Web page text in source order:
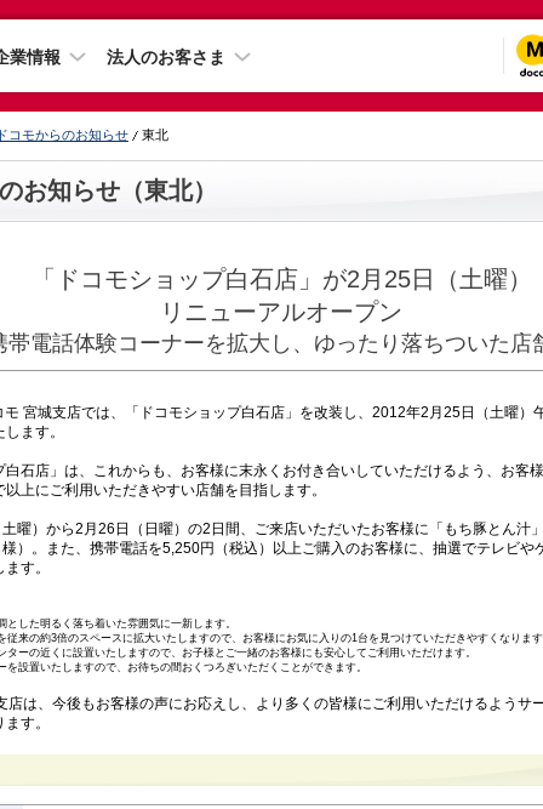
業情報 法人のお客さま
コモからのお知らせ 東北
お知らせ（東北）
「ドコモショップ白石店」が2月25日（土曜）
リニューアルオープン
帯電話体験コーナーを拡大し、ゆったり落ちついた店
宮城支店では、「ドコモショップ白石店」を改装し、2012年2月25日（土曜）
ます。
石店」は、これからも、お客様に末永くお付き合いしていただけるよう、お客
上にご利用いただきやすい店舗を目指します。
）から2月26日（日曜）の2日間、ご来店いただいたお客様に「もち豚とん汁
）。また、携帯電話を5,250円（税込）以上ご購入のお客様に、抽選でテレビや
す。
とした明るく落ち着いた雰囲気に一新します。
従来の約3倍のスペースに拡大いたしますので、お客様にお気に入りの1台を見つけていただきやすくなりま
ターの近くに設置いたしますので、お子様とご一緒のお客様にも安心してご利用いただけます。
を設置いたしますので、お待ちの間おくつろぎいただくことができます。
は、今後もお客様の声にお応えし、より多くの皆様にご利用いただけるようサ
す。